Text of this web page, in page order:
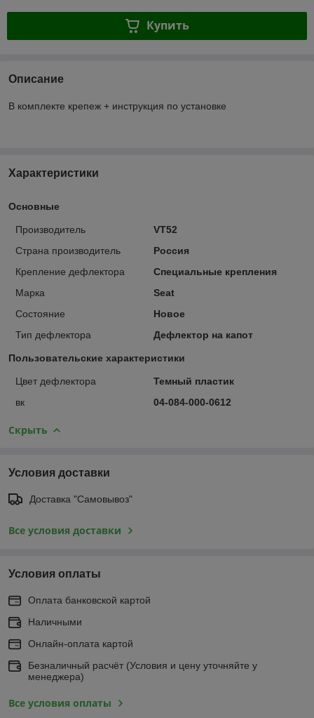
Купить
Описание
В комплекте крепеж + инструкция по установке
Характеристики
Основные
Производитель
VT52
Страна производитель
Россия
Крепление дефлектора
Специальные крепления
Марка
Seat
Состояние
Новое
Тип дефлектора
Дефлектор на капот
Пользовательские характеристики
Цвет дефлектора
Темный пластик
вк
04-084-000-0612
Скрыть
Условия доставки
Доставка "Самовывоз"
Все условия доставки
Условия оплаты
Оплата банковской картой
Наличными
Онлайн-оплата картой
Безналичный расчёт (Условия и цену уточняйте у
менеджера)
Все условия оплаты